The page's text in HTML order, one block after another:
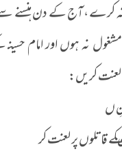
نہ کرے ،آج کے دن ہنسنے
نہ ہوں اور امام
لعنت کریں:
ں
قاتلوں پر لعنت کر